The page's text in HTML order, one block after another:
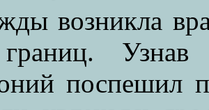
возникла
границ.
поспешил